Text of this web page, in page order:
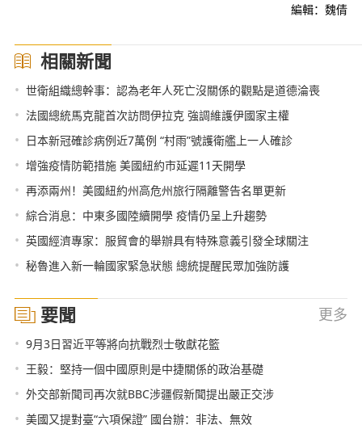
編輯：魏倩
相關新聞
• 世衛組織總幹事：認為老年人死亡沒關係的觀點是道德淪喪
• 法國總統馬克龍首次訪問伊拉克 強調維護伊國家主權
• 日本新冠確診病例近7萬例 “村雨”號護衛艦上一人確診
• 增強疫情防範措施 美國紐約市延遲11天開學
• 再添兩州！美國紐約州高危州旅行隔離警告名單更新
• 綜合消息：中東多國陸續開學 疫情仍呈上升趨勢
• 英國經濟專家：服貿會的舉辦具有特殊意義引發全球關注
• 秘魯進入新一輪國家緊急狀態 總統提醒民眾加強防護
要聞 更多
• 9月3日習近平等將向抗戰烈士敬獻花籃
• 王毅：堅持一個中國原則是中捷關係的政治基礎
• 外交部新聞司再次就BBC涉疆假新聞提出嚴正交涉
• 美國又提對臺“六項保證” 國台辦：非法、無效